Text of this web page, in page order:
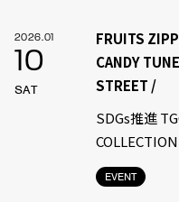
2026.01
10
SAT
EVENT
FRUITS
CANDY
STREET /
SDGs推進
COLLECTION